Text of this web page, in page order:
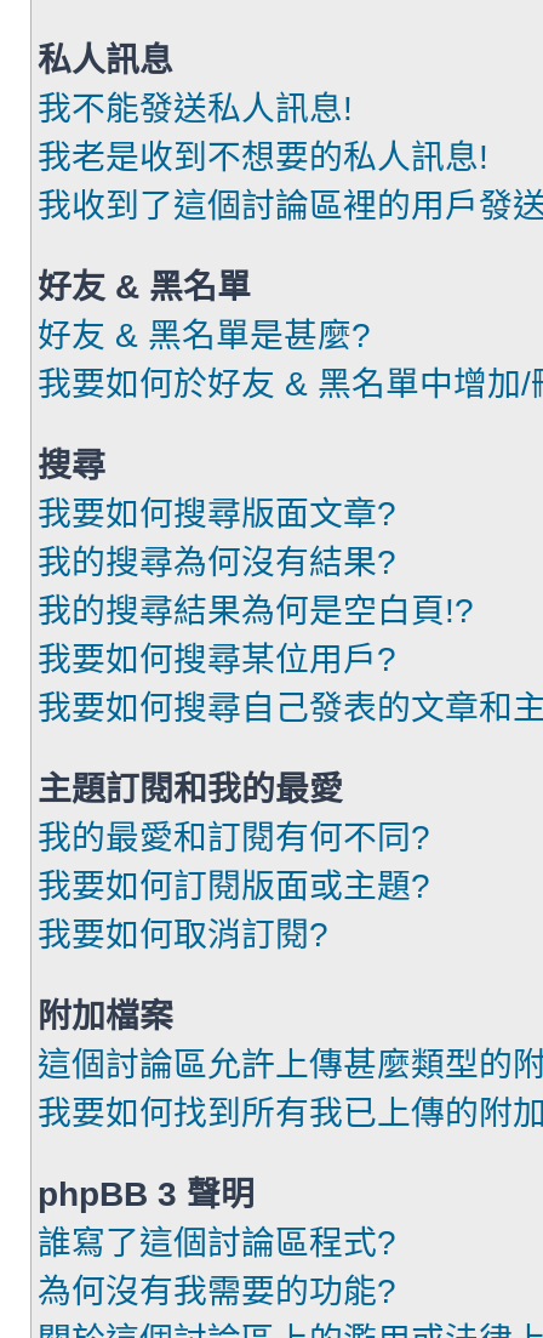
私人訊息
我不能發送私人訊息!
我老是收到不想要的私人訊息!
我收到了這個討論區裡的用戶發
好友 & 黑名單
好友 & 黑名單是甚麼?
我要如何於好友 & 黑名單中增加/
搜尋
我要如何搜尋版面文章?
我的搜尋為何沒有結果?
我的搜尋結果為何是空白頁!?
我要如何搜尋某位用戶?
我要如何搜尋自己發表的文章和
主題訂閱和我的最愛
我的最愛和訂閱有何不同?
我要如何訂閱版面或主題?
我要如何取消訂閱?
附加檔案
這個討論區允許上傳甚麼類型的
我要如何找到所有我已上傳的附
phpBB 3 聲明
誰寫了這個討論區程式?
為何沒有我需要的功能?